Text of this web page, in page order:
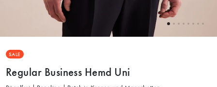
SALE
Regular Business Hemd Uni